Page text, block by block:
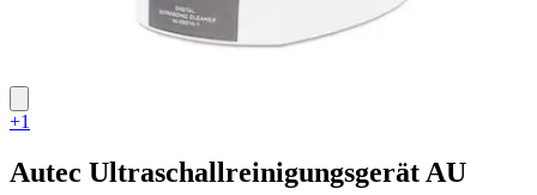
+1
Autec Ultraschallreinigungsgerät AU